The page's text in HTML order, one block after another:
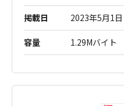
掲載日 2023年5月1日
容量 1.29Mバイト